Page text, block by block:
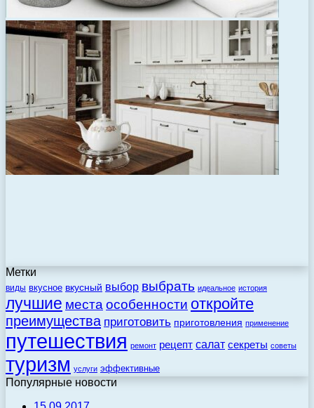
Метки
виды вкусное вкусный выбор выбрать идеальное история
лучшие места особенности откройте
преимущества приготовить приготовления применение
путешествия ремонт рецепт салат секреты советы
туризм услуги эффективные
Популярные новости